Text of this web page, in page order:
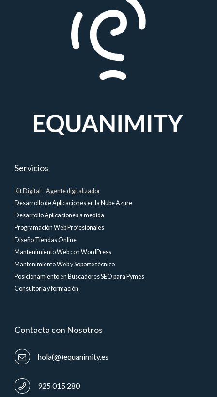
Servicios
Kit Digital – Agente digitalizador
Desarrollo de Aplicaciones en la Nube Azure
Desarrollo Aplicaciones a medida
Programación Web Profesionales
Diseño Tiendas Online
Mantenimiento Web con WordPress
Mantenimiento Web y Soporte técnico
Posicionamiento en Buscadores SEO para Pymes
Consultoria y formación
Contacta con Nosotros
hola(@)equanimity.es
925 015 280